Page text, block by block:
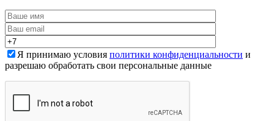
Я принимаю условия политики конфиденциальности и
разрешаю обработать свои персональные данные